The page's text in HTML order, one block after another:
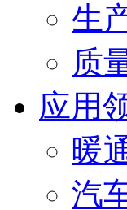
生
质
应用
暖
汽